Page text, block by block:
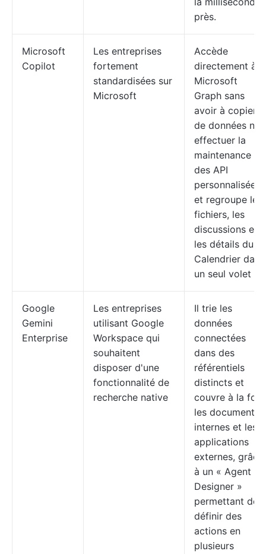
près.
Microsoft
Copilot
Les entreprises
fortement
standardisées sur
Microsoft
Accède
directement à
Microsoft
Graph sans
avoir à copier
de données ni à
effectuer la
maintenance
des API
personnalisées,
et regroupe les
fichiers, les
discussions et
les détails du
Calendrier dans
un seul volet
Google
Gemini
Enterprise
Les entreprises
utilisant Google
Workspace qui
souhaitent
disposer d'une
fonctionnalité de
recherche native
Il trie les
données
connectées
dans des
référentiels
distincts et
couvre à la fois
les documents
internes et les
applications
externes, grâce
à un « Agent
Designer »
permettant de
définir des
actions en
plusieurs